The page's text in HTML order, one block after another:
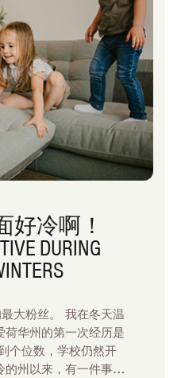
好冷啊！
DURING
大粉丝。 我在冬天温
华州的第一次经历是
个位数，学校仍然开
州以来，有一件事一